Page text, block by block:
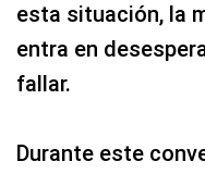
esta situación, la
entra en
fallar.
Durante este